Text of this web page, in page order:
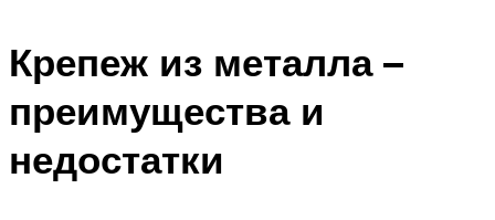
Крепеж из металла –
преимущества и
недостатки